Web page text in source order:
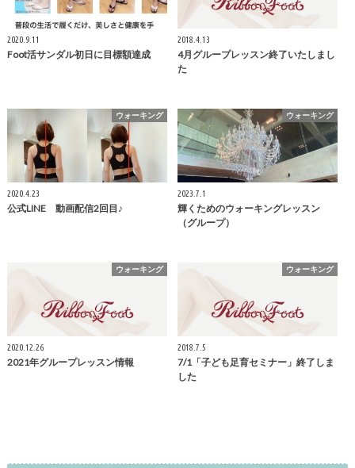
2020.9.11
Foot活サンダル初日に目標額達成
2018.4.13
4月グループレッスン終了いたしまし
た
ウォーキング
2020.4.23
公式LINE 動画配信2回目♪
ウォーキング
2023.7.1
輝くためのウォーキングレッスン
（グループ）
ウォーキング
2020.12.26
2021年グループレッスン情報
ウォーキング
2018.7.5
7/1「子ども足育セミナー」終了しま
した